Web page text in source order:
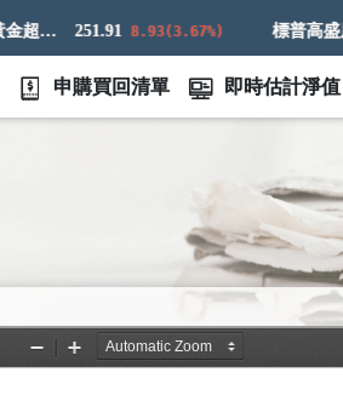
標普高盛黃金超額回報指數 251.91 8.93(3.67%)
申購買回清單 即時估計淨值